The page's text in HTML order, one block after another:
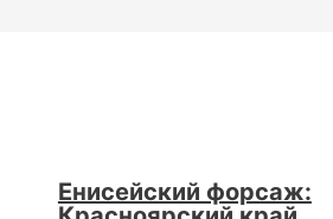
Енисейский форсаж: